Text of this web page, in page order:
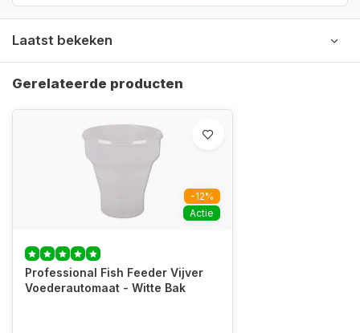
Laatst bekeken
Gerelateerde producten
-12%
Actie
Professional Fish Feeder Vijver
Voederautomaat - Witte Bak